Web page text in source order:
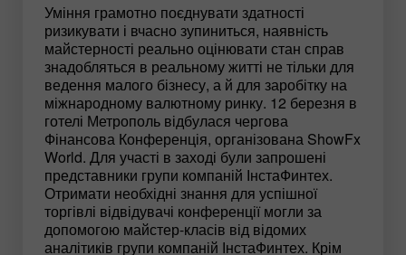
Уміння грамотно поєднувати здатності
ризикувати і вчасно зупиниться, наявність
майстерності реально оцінювати стан справ
знадобляться в реальному житті не тільки для
ведення малого бізнесу, а й для заробітку на
міжнародному валютному ринку. 12 березня в
готелі Метрополь відбулася чергова
Фінансова Конференція, організована ShowFx
World. Для участі в заході були запрошені
представники групи компаній ІнстаФинтех.
Отримати необхідні знання для успішної
торгівлі відвідувачі конференції могли за
допомогою майстер-класів від відомих
аналітиків групи компаній ІнстаФинтех. Крім